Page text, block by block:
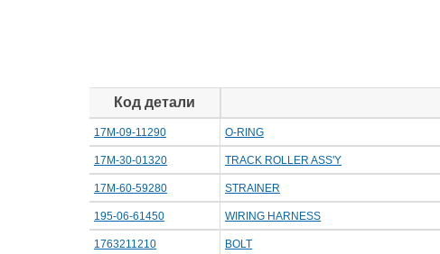
Код детали
17M-09-11290 O-RING
17M-30-01320 TRACK ROLLER ASS'Y
17M-60-59280 STRAINER
195-06-61450 WIRING HARNESS
1763211210 BOLT